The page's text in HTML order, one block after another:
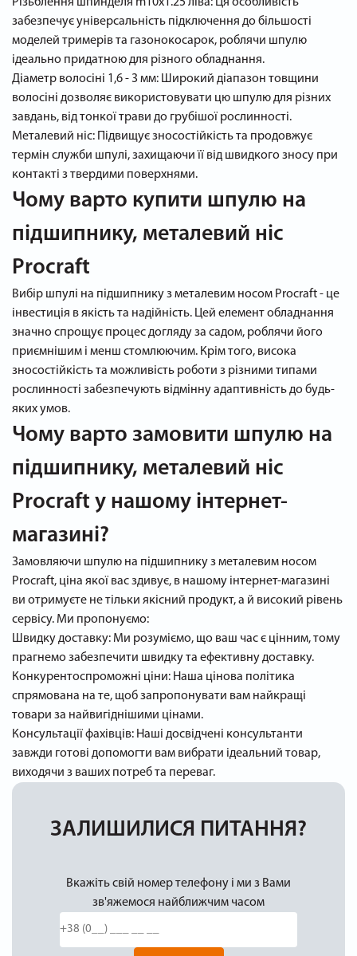
забезпечує універсальність підключення до більшості
моделей тримерів та газонокосарок, роблячи шпулю
ідеально придатною для різного обладнання.
Діаметр волосіні 1,6 - 3 мм: Широкий діапазон товщини
волосіні дозволяє використовувати цю шпулю для різних
завдань, від тонкої трави до грубішої рослинності.
Металевий ніс: Підвищує зносостійкість та продовжує
термін служби шпулі, захищаючи її від швидкого зносу при
контакті з твердими поверхнями.
Чому варто купити шпулю на
підшипнику, металевий ніс
Procraft
Вибір шпулі на підшипнику з металевим носом Procraft - це
інвестиція в якість та надійність. Цей елемент обладнання
значно спрощує процес догляду за садом, роблячи його
приємнішим і менш стомлюючим. Крім того, висока
зносостійкість та можливість роботи з різними типами
рослинності забезпечують відмінну адаптивність до будь-
яких умов.
Чому варто замовити шпулю на
підшипнику, металевий ніс
Procraft у нашому інтернет-
магазині?
Замовляючи шпулю на підшипнику з металевим носом
Procraft, ціна якої вас здивує, в нашому інтернет-магазині
ви отримуєте не тільки якісний продукт, а й високий рівень
сервісу. Ми пропонуємо:
Швидку доставку: Ми розуміємо, що ваш час є цінним, тому
прагнемо забезпечити швидку та ефективну доставку.
Конкурентоспроможні ціни: Наша цінова політика
спрямована на те, щоб запропонувати вам найкращі
товари за найвигіднішими цінами.
Консультації фахівців: Наші досвідчені консультанти
завжди готові допомогти вам вибрати ідеальний товар,
виходячи з ваших потреб та переваг.
ЗАЛИШИЛИСЯ ПИТАННЯ?
Вкажіть свій номер телефону і ми з Вами
зв'яжемося найближчим часом